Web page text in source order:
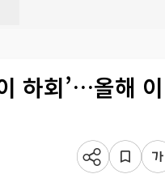
하회’…올해 이